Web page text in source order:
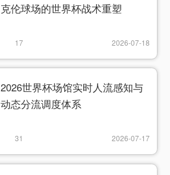
克伦球场的世界杯战术重塑
17 2026-07-18
2026世界杯场馆实时人流感知与
动态分流调度体系
31 2026-07-17